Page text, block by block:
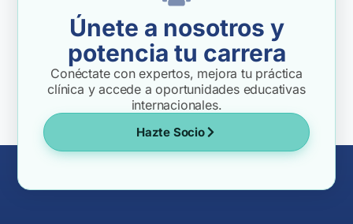
Únete a nosotros y
potencia tu carrera
Conéctate con expertos, mejora tu práctica
clínica y accede a oportunidades educativas
internacionales.
Hazte Socio